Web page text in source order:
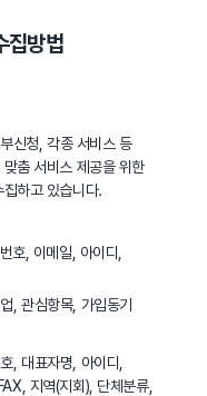
집방법
신청, 각종 서비스 등
춤 서비스 제공을 위한
하고 있습니다.
호, 이메일, 아이디,
, 관심항목, 가입동기
, 대표자명, 아이디,
지역(지회), 단체분류,